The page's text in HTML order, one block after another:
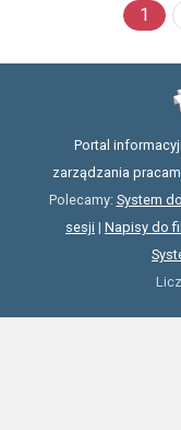
1
Portal
zarządzania
Polecamy: System
sesji | Napisy do